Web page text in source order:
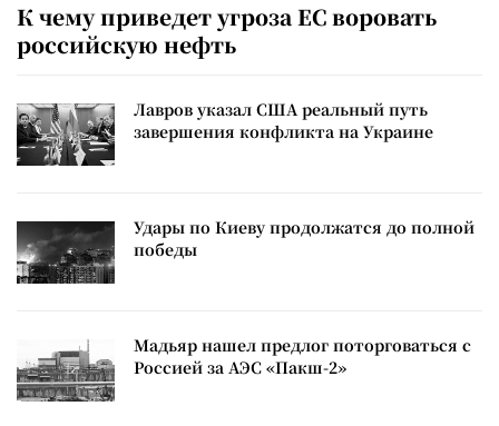
К чему приведет угроза ЕС воровать
российскую нефть
Лавров указал США реальный путь
завершения конфликта на Украине
Удары по Киеву продолжатся до полной
победы
Мадьяр нашел предлог поторговаться с
Россией за АЭС «Пакш-2»